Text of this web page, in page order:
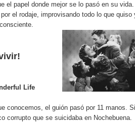
el papel donde mejor se lo pasó en su
el rodaje, improvisando todo lo que quiso
Life
conocemos, el guión pasó por 11 manos.
corrupto que se suicidaba en Nochebuena.